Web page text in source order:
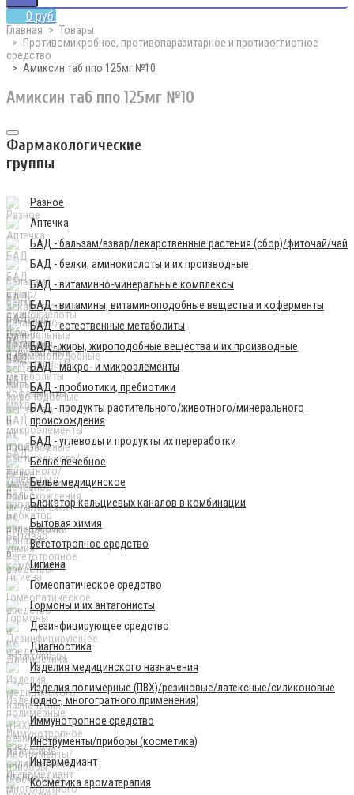
0 руб.
Главная
Товары
Противомикробное, противопаразитарное и противоглистное
средство
Амиксин таб ппо 125мг №10
Амиксин таб ппо 125мг №10
Фармакологические
группы
Разное
Аптечка
БАД - бальзам/взвар/лекарственные растения (сбор)/фиточай/чай
БАД - белки, аминокислоты и их производные
БАД - витаминно-минеральные комплексы
БАД - витамины, витаминоподобные вещества и коферменты
БАД - естественные метаболиты
БАД - жиры, жироподобные вещества и их производные
БАД - макро- и микроэлементы
БАД - пробиотики, пребиотики
БАД - продукты растительного/животного/минерального
происхождения
БАД - углеводы и продукты их переработки
Бельё лечебное
Бельё медицинское
Блокатор кальциевых каналов в комбинации
Бытовая химия
Вегетотропное средство
Гигиена
Гомеопатическое средство
Гормоны и их антагонисты
Дезинфицирующее средство
Диагностика
Изделия медицинского назначения
Изделия полимерные (ПВХ)/резиновые/латексные/силиконовые
(одно-, многогратного применения)
Иммунотропное средство
Инструменты/приборы (косметика)
Интермедиант
Косметика ароматерапия